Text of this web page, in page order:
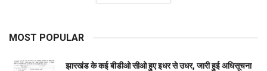
MOST POPULAR
झारखंड के कई बीडीओ सीओ हुए इधर से उधर, जारी हुई अधिसूचना